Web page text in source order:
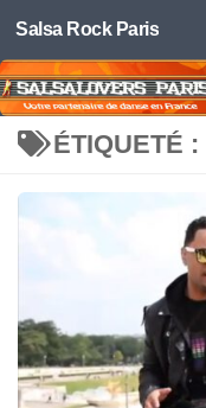
Skip to content
Salsa Rock Paris
ÉTIQUETÉ :